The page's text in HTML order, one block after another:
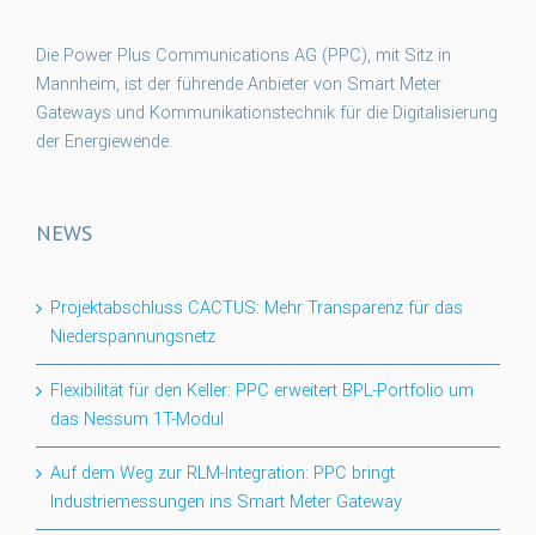
Die Power Plus Communications AG (PPC), mit Sitz in
Mannheim, ist der führende Anbieter von Smart Meter
Gateways und Kommunikationstechnik für die Digitalisierung
der Energiewende.
NEWS
Projektabschluss CACTUS: Mehr Transparenz für das
Niederspannungsnetz
Flexibilität für den Keller: PPC erweitert BPL-Portfolio um
das Nessum 1T-Modul
Auf dem Weg zur RLM-Integration: PPC bringt
Industriemessungen ins Smart Meter Gateway